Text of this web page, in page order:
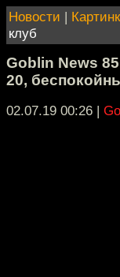
Новости |
клуб
Goblin News
20,
02.07.19 00:26 |